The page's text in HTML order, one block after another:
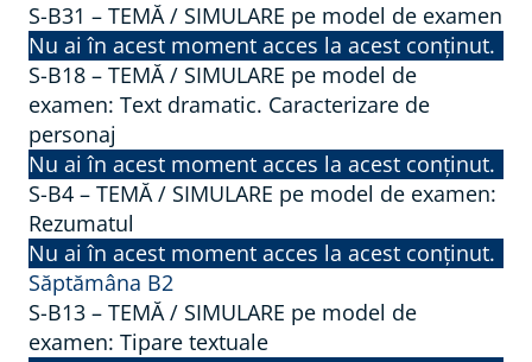
S-B31 – TEMĂ / SIMULARE pe model de examen
Nu ai în acest moment acces la acest conținut.
S-B18 – TEMĂ / SIMULARE pe model de
examen: Text dramatic. Caracterizare de
personaj
Nu ai în acest moment acces la acest conținut.
S-B4 – TEMĂ / SIMULARE pe model de examen:
Rezumatul
Nu ai în acest moment acces la acest conținut.
Săptămâna B2
S-B13 – TEMĂ / SIMULARE pe model de
examen: Tipare textuale